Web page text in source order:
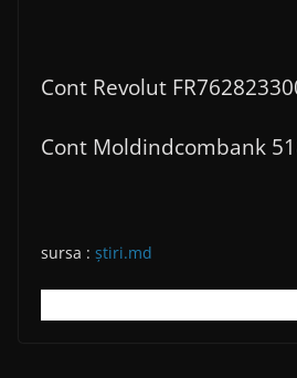
Cont Revolut
Cont Moldindcombank
sursa : știri.md